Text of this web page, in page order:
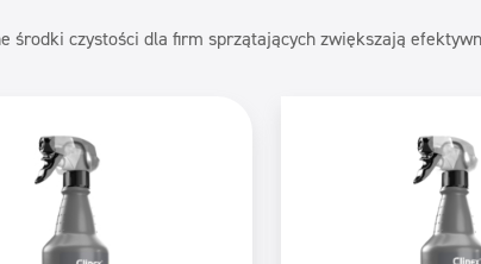
środki czystości dla firm sprzątających zwiększają